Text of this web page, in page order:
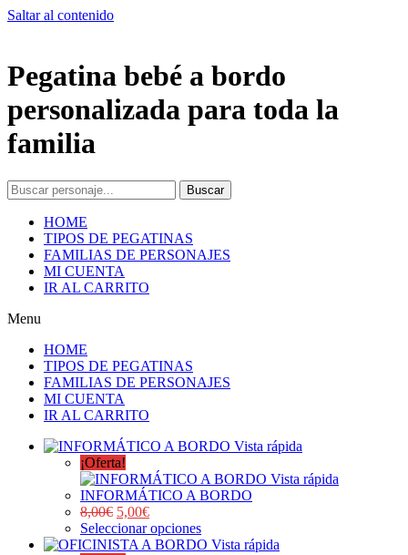
Saltar al contenido
Pegatina bebé a bordo
personalizada para toda la
familia
Buscar
HOME
TIPOS DE PEGATINAS
FAMILIAS DE PERSONAJES
MI CUENTA
IR AL CARRITO
Menu
HOME
TIPOS DE PEGATINAS
FAMILIAS DE PERSONAJES
MI CUENTA
IR AL CARRITO
Vista rápida
¡Oferta!
Vista rápida
INFORMÁTICO A BORDO
8,00€ 5,00€
Seleccionar opciones
Vista rápida